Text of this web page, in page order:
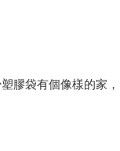
膠袋有個像樣的家，